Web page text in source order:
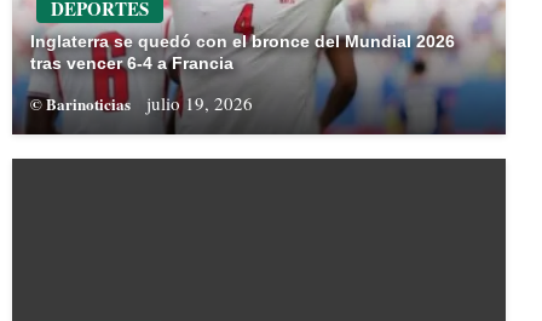
DEPORTES
Inglaterra se quedó con el bronce del Mundial 2026
tras vencer 6-4 a Francia
© Barinoticias julio 19, 2026